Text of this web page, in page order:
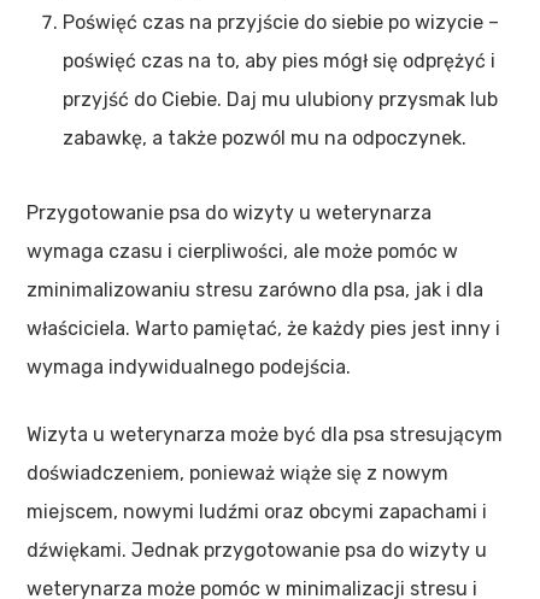
Poświęć czas na przyjście do siebie po wizycie –
poświęć czas na to, aby pies mógł się odprężyć i
przyjść do Ciebie. Daj mu ulubiony przysmak lub
zabawkę, a także pozwól mu na odpoczynek.
Przygotowanie psa do wizyty u weterynarza
wymaga czasu i cierpliwości, ale może pomóc w
zminimalizowaniu stresu zarówno dla psa, jak i dla
właściciela. Warto pamiętać, że każdy pies jest inny i
wymaga indywidualnego podejścia.
Wizyta u weterynarza może być dla psa stresującym
doświadczeniem, ponieważ wiąże się z nowym
miejscem, nowymi ludźmi oraz obcymi zapachami i
dźwiękami. Jednak przygotowanie psa do wizyty u
weterynarza może pomóc w minimalizacji stresu i